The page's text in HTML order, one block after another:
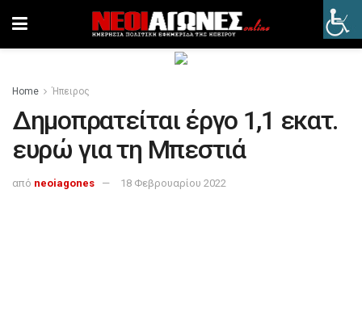
Home Ήπειρος
Δημοπρατείται έργο 1,1 εκατ.
ευρώ για τη Μπεστιά
από neoiagones 18 Φεβρουαρίου 2022